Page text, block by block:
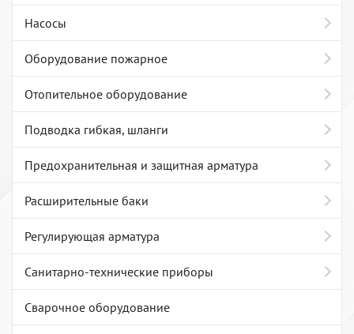
Насосы
Оборудование пожарное
Отопительное оборудование
Подводка гибкая, шланги
Предохранительная и защитная арматура
Расширительные баки
Регулирующая арматура
Санитарно-технические приборы
Сварочное оборудование